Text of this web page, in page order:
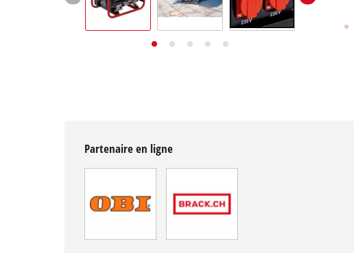
Partenaire en ligne